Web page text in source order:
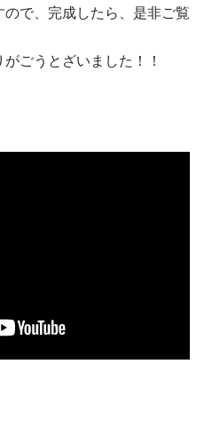
で、完成したら、是非ご覧
ごうとざいました！！